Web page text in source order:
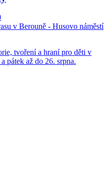
v Berouně - Husovo náměstí
tvoření a hraní pro děti v
pátek až do 26. srpna.